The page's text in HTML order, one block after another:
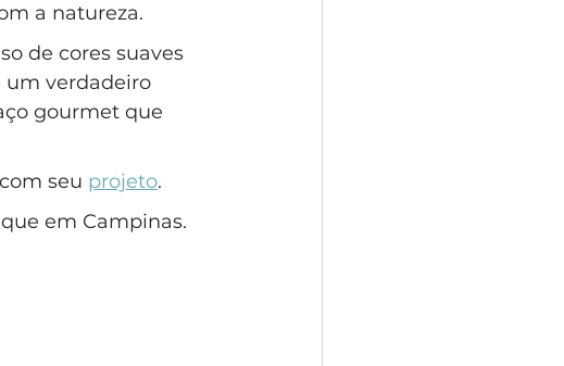
a natureza.
de cores suaves
um verdadeiro
gourmet que
seu projeto.
em Campinas.